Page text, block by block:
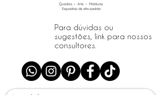
Para dúvidas ou
sugestões, link para nossos
consultores.